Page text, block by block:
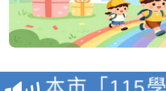
檢送「桃園
賽實施要點
本市「115